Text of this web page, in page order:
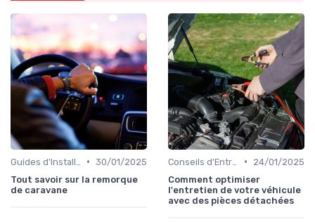
• 30/01/2025
Tout savoir sur la remorque
de caravane
•
24/01/2025
Comment optimiser
l'entretien de votre véhicule
avec des pièces détachées